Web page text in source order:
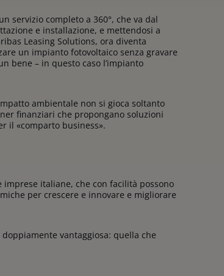
servizio completo a 360°, che va dal
e installazione, e mettendosi a
Leasing Solutions, ora diventa
un impianto fotovoltaico senza gravare
bene – in questo caso l’impianto
ambientale non si gioca soltanto
finanziari che propongano soluzioni
il «comparto business».
imprese italiane, che con facilità possono
per crescere e innovare e migliorare
vantaggiosa: quella che